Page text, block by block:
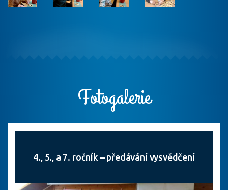
Fotogalerie
4., 5., a 7. ročník – předávání vysvědčení